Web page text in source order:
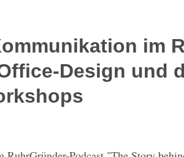
im
Design und